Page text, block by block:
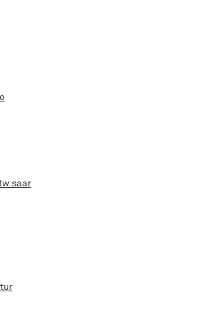
saar